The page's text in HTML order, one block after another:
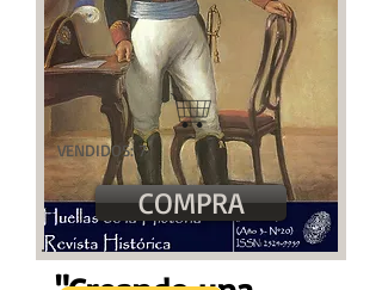
VENDIDOS: 7
COMPRA